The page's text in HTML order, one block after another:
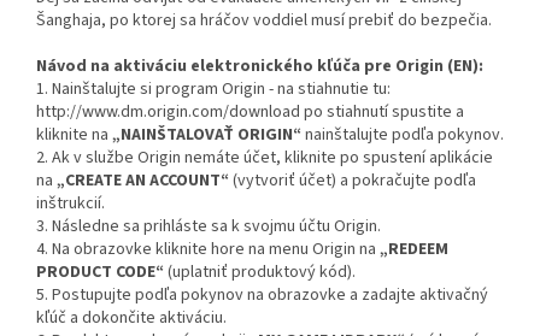
Šanghaja, po ktorej sa hráčov voddiel musí prebiť do bezpečia.
Návod na aktiváciu elektronického kľúča pre Origin (EN):
1. Nainštalujte si program Origin - na stiahnutie tu:
http://www.dm.origin.com/download po stiahnutí spustite a
kliknite na „NAINŠTALOVAŤ ORIGIN“ nainštalujte podľa pokynov.
2. Ak v službe Origin nemáte účet, kliknite po spustení aplikácie
na „CREATE AN ACCOUNT“ (vytvoriť účet) a pokračujte podľa
inštrukcií.
3. Následne sa prihláste sa k svojmu účtu Origin.
4. Na obrazovke kliknite hore na menu Origin na „REDEEM
PRODUCT CODE“ (uplatniť produktový kód).
5. Postupujte podľa pokynov na obrazovke a zadajte aktivačný
kľúč a dokončite aktiváciu.